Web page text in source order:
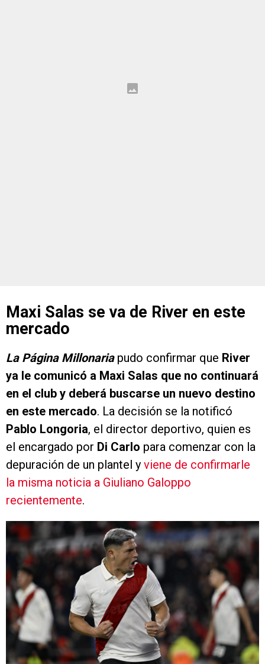
Maxi Salas se va de River en este
mercado
La Página Millonariapudo confirmar que River
ya le comunicó a Maxi Salas que no continuará
en el club y deberá buscarse un nuevo destino
en este mercado. La decisión se la notificó
Pablo Longoria, el director deportivo, quien es
el encargado por Di Carlo para comenzar con la
depuración de un plantel y viene de confirmarle
la misma noticia a Giuliano Galoppo
recientemente.